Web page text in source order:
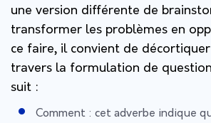
une version différente de
transformer les problèmes en
ce faire, il convient de
travers la formulation de
suit :
Comment : cet adverbe indique